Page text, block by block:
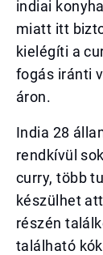
indiai
miatt itt
kielégíti a
fogás iránti
áron.
India 28
rendkívül
curry, több
készülhet
részén
található